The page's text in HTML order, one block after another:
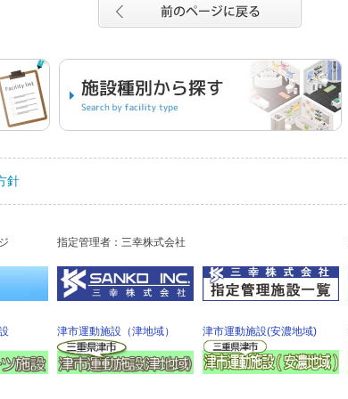
針
指定管理者：三幸株式会社